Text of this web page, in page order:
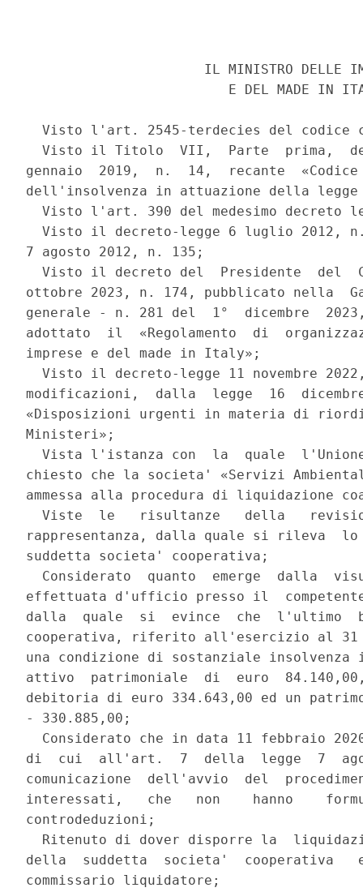
IL MINISTRO DELLE
E DEL MADE IN
Visto l'art. 2545-terdecies del codice
Visto il Titolo  VII,  Parte  prima,
gennaio  2019,  n.  14,  recante
dell'insolvenza in attuazione della
Visto l'art. 390 del medesimo decreto
Visto il decreto-legge 6 luglio 2012,
7 agosto 2012, n. 135;
Visto il decreto del  Presidente  del
ottobre 2023, n. 174, pubblicato nella
generale - n. 281 del  1°  dicembre
adottato  il  «Regolamento  di
imprese e del made in Italy»;
Visto il decreto-legge 11 novembre
modificazioni,  dalla  legge  16
«Disposizioni urgenti in materia di
Ministeri»;
Vista l'istanza con  la  quale
chiesto che la societa' «Servizi
ammessa alla procedura di liquidazione
Viste  le   risultanze   della
rappresentanza, dalla quale si rileva
suddetta societa' cooperativa;
Considerato  quanto  emerge  dalla
effettuata d'ufficio presso il
dalla  quale  si  evince  che  l'ultimo
cooperativa, riferito all'esercizio al 31
una condizione di sostanziale
attivo  patrimoniale  di  euro
debitoria di euro 334.643,00 ed un
- 330.885,00;
Considerato che in data 11 febbraio
di  cui  all'art.  7  della  legge  7
comunicazione  dell'avvio  del
interessati,   che   non    hanno
controdeduzioni;
Ritenuto di dover disporre la
della  suddetta  societa'  cooperativa
commissario liquidatore;